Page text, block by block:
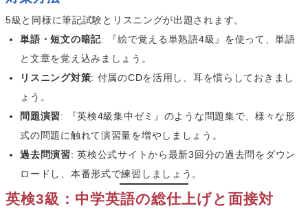
5級と同様に筆記試験とリスニングが出題されます。
単語・短文の暗記: 『絵で覚える単熟語4級』を使って、単語
と文章を覚え込みましょう。
リスニング対策: 付属のCDを活用し、耳を慣らしておきまし
ょう。
問題演習: 『英検4級集中ゼミ』のような問題集で、様々な形
式の問題に触れて演習量を増やしましょう。
過去問演習: 英検公式サイトから最新3回分の過去問をダウン
ロードし、本番形式で練習しましょう。
英検3級：中学英語の総仕上げと面接対